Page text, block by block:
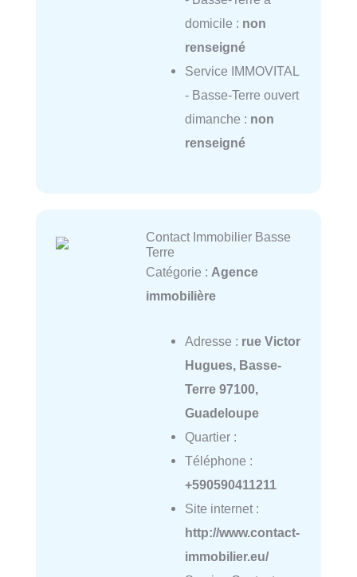
domicile : non
renseigné
Service IMMOVITAL
- Basse-Terre ouvert
dimanche : non
renseigné
Contact Immobilier Basse
Terre
Catégorie : Agence
immobilière
Adresse : rue Victor
Hugues, Basse-
Terre 97100,
Guadeloupe
Quartier :
Téléphone :
+590590411211
Site internet :
http://www.contact-
immobilier.eu/